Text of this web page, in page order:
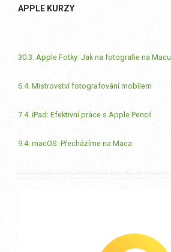
APPLE KURZY
30.3. Apple Fotky: Jak na fotografie na Macu
6.4. Mistrovství fotografování mobilem
7.4. iPad: Efektivní práce s Apple Pencil
9.4. macOS: Přecházíme na Maca